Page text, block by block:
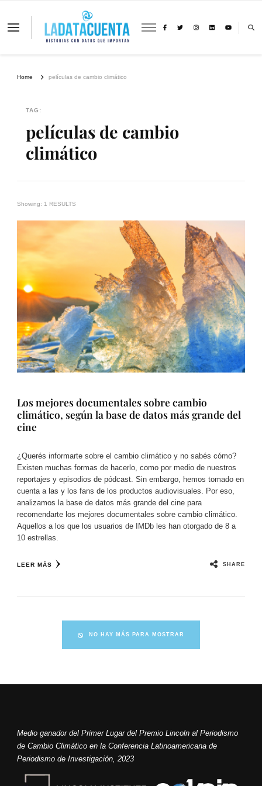
La Data Cuenta es una plataforma
Home películas de cambio climático
TAG:
películas de cambio
climático
Showing: 1 RESULTS
Los mejores documentales sobre cambio
climático, según la base de datos más grande del
cine​
¿Querés informarte sobre el cambio climático y no sabés cómo?
Existen muchas formas de hacerlo, como por medio de nuestros
reportajes y episodios de pódcast. Sin embargo, hemos tomado en
cuenta a las y los fans de los productos audiovisuales. Por eso,
analizamos la base de datos más grande del cine para
recomendarte los mejores documentales sobre cambio climático.
Aquellos a los que los usuarios de IMDb les han otorgado de 8 a
10 estrellas.
LEER MÁS SHARE
NO HAY MÁS PARA MOSTRAR
Medio ganador del Primer Lugar del Premio Lincoln al Periodismo
de Cambio Climático en la Conferencia Latinoamericana de
Periodismo de Investigación, 2023